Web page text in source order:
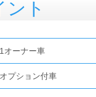
ト
1オーナー車
オプション付車